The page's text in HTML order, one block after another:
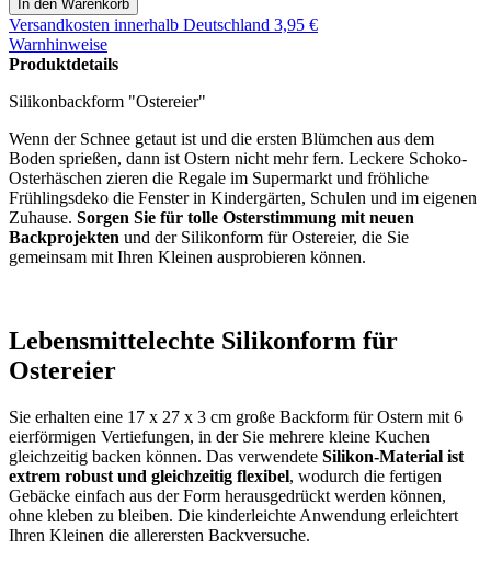
Versandkosten innerhalb Deutschland 3,95 €
Warnhinweise
Produktdetails
Silikonbackform "Ostereier"
Wenn der Schnee getaut ist und die ersten Blümchen aus dem
Boden sprießen, dann ist Ostern nicht mehr fern. Leckere Schoko-
Osterhäschen zieren die Regale im Supermarkt und fröhliche
Frühlingsdeko die Fenster in Kindergärten, Schulen und im eigenen
Zuhause. Sorgen Sie für tolle Osterstimmung mit neuen
Backprojekten und der Silikonform für Ostereier, die Sie
gemeinsam mit Ihren Kleinen ausprobieren können.
Lebensmittelechte Silikonform für
Ostereier
Sie erhalten eine 17 x 27 x 3 cm große Backform für Ostern mit 6
eierförmigen Vertiefungen, in der Sie mehrere kleine Kuchen
gleichzeitig backen können. Das verwendete Silikon-Material ist
extrem robust und gleichzeitig flexibel, wodurch die fertigen
Gebäcke einfach aus der Form herausgedrückt werden können,
ohne kleben zu bleiben. Die kinderleichte Anwendung erleichtert
Ihren Kleinen die allerersten Backversuche.